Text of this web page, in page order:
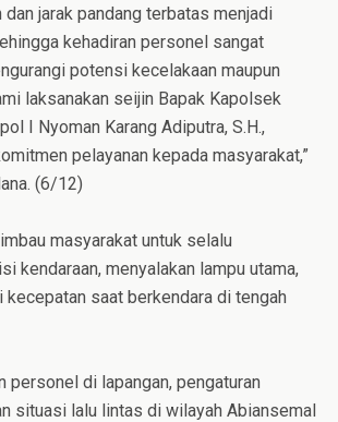
jarak pandang terbatas menjadi
kehadiran personel sangat
potensi kecelakaan maupun
laksanakan seijin Bapak Kapolsek
I Nyoman Karang Adiputra, S.H.,
pelayanan kepada masyarakat,”
(6/12)
masyarakat untuk selalu
kendaraan, menyalakan lampu utama,
kecepatan saat berkendara di tengah
personel di lapangan, pengaturan
situasi lalu lintas di wilayah Abiansemal